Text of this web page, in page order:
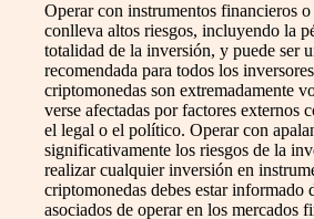
Operar con instrumentos financieros
conlleva altos riesgos, incluyendo la
totalidad de la inversión, y puede ser
recomendada para todos los
criptomonedas son extremadamente
verse afectadas por factores externos
el legal o el político. Operar con
significativamente los riesgos de la
realizar cualquier inversión en
criptomonedas debes estar informado
asociados de operar en los mercados